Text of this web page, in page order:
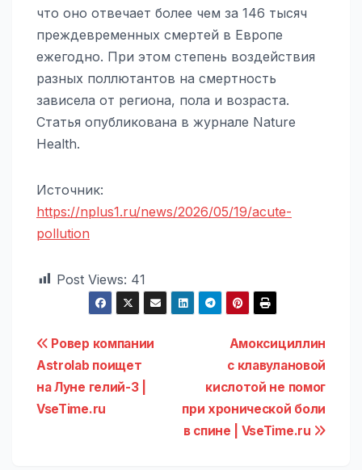
что оно отвечает более чем за 146 тысяч
преждевременных смертей в Европе
ежегодно. При этом степень воздействия
разных поллютантов на смертность
зависела от региона, пола и возраста.
Статья опубликована в журнале Nature
Health.
Источник:
https://nplus1.ru/news/2026/05/19/acute-
pollution
Post Views: 41
Навигация
по
записям
Амоксициллин
с клавулановой
кислотой не помог
при хронической боли
в спине | VseTime.ru
Ровер компании
Astrolab поищет
на Луне гелий-3 |
VseTime.ru